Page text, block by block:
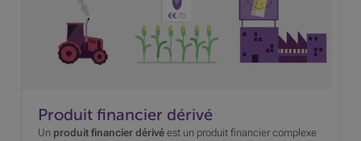
Produit financier dérivé
Un produit financier dérivé est un produit financier complexe